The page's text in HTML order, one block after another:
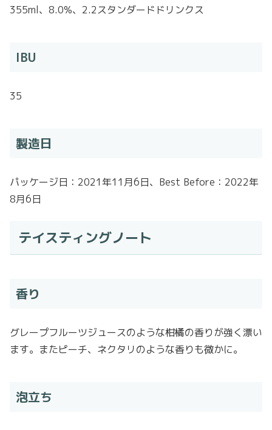
355ml、8.0%、2.2スタンダードドリンクス
IBU
35
製造日
パッケージ日：2021年11月6日、Best Before：2022年
8月6日
テイスティングノート
香り
グレープフルーツジュースのような柑橘の香りが強く漂い
ます。またピーチ、ネクタリのような香りも微かに。
泡立ち